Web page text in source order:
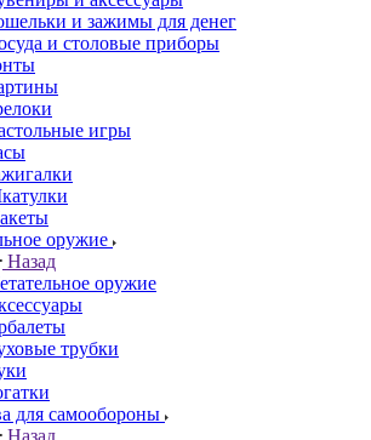
и зажимы для денег
и столовые приборы
игры
оружие
Назад
оружие
трубки
для самообороны
Назад